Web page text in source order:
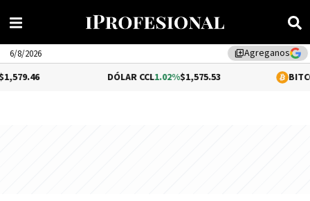
library_addAgreganos
6/8/2026
1.02%$1,575.53 -0.29%